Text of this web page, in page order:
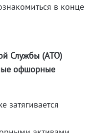
в конце
Службы (АТО)
офшорные
затягивается